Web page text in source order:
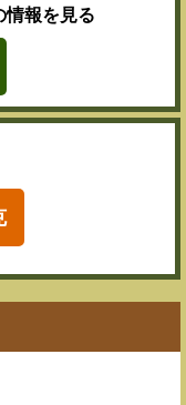
情報を見る